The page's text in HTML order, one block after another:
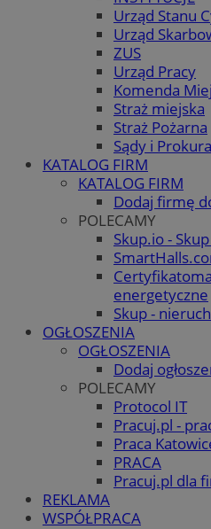
Urząd Stanu
Urząd
ZUS
Urząd Pracy
Komenda
Straż miejska
Straż Pożarna
Sądy i
KATALOG FIRM
KATALOG FIRM
Dodaj firmę
POLECAMY
Skup.io -
energetyczne
Skup -
OGŁOSZENIA
OGŁOSZENIA
Dodaj
POLECAMY
Protocol IT
Pracuj.pl -
Praca
PRACA
Pracuj.pl dla
REKLAMA
WSPÓŁPRACA